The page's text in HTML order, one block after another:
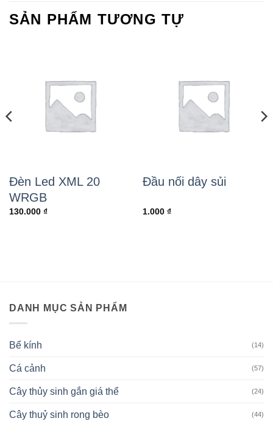
SẢN PHẨM TƯƠNG TỰ
Đèn Led XML 20
WRGB
130.000 ₫
Đầu nối dây sủi
1.000 ₫
DANH MỤC SẢN PHẨM
Bể kính (14)
Cá cảnh (57)
Cây thủy sinh gắn giá thể (24)
Cây thuỷ sinh rong bèo (44)